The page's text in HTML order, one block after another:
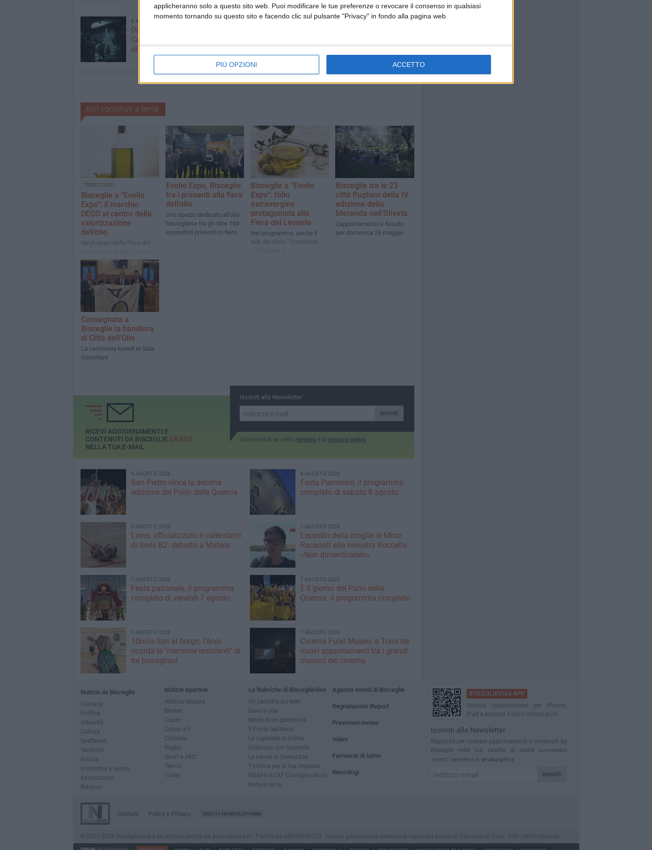
applicheranno solo a questo sito web. Puoi modificare le tue preferenze o revocare il consenso in qualsiasi
momento tornando su questo sito e facendo clic sul pulsante "Privacy" in fondo alla pagina web.
PIÙ OPZIONI ACCETTO
8 AGOSTO 2026
Due latitanti del clan mafioso
Capriati arrestati in un casolare
di Bisceglie
8 AGOSTO 2026
Massimiliano Galasso
Altri contenuti a tema
TERRITORIO
Bisceglie a “Evolio
Expo”: il marchio
DECO al centro della
valorizzazione
dell’olio
Negli spazi della Fiera del
di Bisceglie su identità
territoriale, filiere locali e
nuove prospettive di
sviluppo
Evolio Expo, Bisceglie
tra i presenti alla fiera
dell'olio
Uno spazio dedicato all'olio
biscegliese tra gli oltre 160
espositori presenti in fiera
Bisceglie a “Evolio
Expo”: l’olio
extravergine
protagonista alla
Fiera del Levante
Nel programma, anche il
talk dal titolo “Tradizione,
Bisceglie tra le 23
città Pugliesi della IV
edizione della
Merenda nell’Oliveta
L'appuntamento è fissato
per domenica 26 maggio
Consegnata a
Bisceglie la bandiera
di Città dell'Olio
La cerimonia lunedì in Sala
Consiliare
Iscriviti alla Newsletter
Iscriviti
Iscrivendoti accetti i termini e la privacy policy
RICEVI AGGIORNAMENTI E
CONTENUTI DA BISCEGLIE GRATIS
NELLA TUA E-MAIL
8 AGOSTO 2026
San Pietro vince la decima
edizione del Palio della Quercia
8 AGOSTO 2026
Festa Patronale, il programma
completo di sabato 8 agosto
8 AGOSTO 2026
Lions, ufficializzato il calendario
di Serie B2: debutto a Matera
7 AGOSTO 2026
L'appello della moglie di Mino
Racanati alla ministra Roccella:
«Non dimenticatelo»
7 AGOSTO 2026
Festa patronale, il programma
completo di venerdì 7 agosto
7 AGOSTO 2026
È il giorno del Palio della
Quercia: il programma completo
7 AGOSTO 2026
10mila libri al borgo, l'Anpi
ricorda le "memorie resistenti" di
tre biscegliesi
7 AGOSTO 2026
Cinema Fuori Museo, a Trani tre
nuovi appuntamenti tra i grandi
classici del cinema
Notizie da Bisceglie
Cronaca
Politica
Attualità
Cultura
Spettacoli
Territorio
Scuola
Economia e lavoro
Associazioni
Religioni
Notizie sportive
Atletica leggera
Basket
Calcio
Calcio a 5
Ciclismo
Rugby
Sport a 360°
Tennis
Volley
Le Rubriche di BisceglieViva
Un pediatra sul web
Dare la vita
Morte di un gettonista
Il Ponte dell'Almà
Le ragnatele di Ersilia
Colloquio con l'assente
Le parole di Sherazade
T-innova per la tua impresa
ENAPA e CAF Confagricoltura
Natura varia
Agenda eventi di Bisceglie
Segnalazioni iReport
Previsioni meteo
Video
Farmacie di turno
Necrologi
BISCEGLIEVIVA APP
Scarica l'applicazione per iPhone,
iPad e Android e ricevi notizie push
Iscriviti alla Newsletter
Registrati per ricevere aggiornamenti e contenuti da
Bisceglie nella tua casella di posta
Iscrivendoti
accetti i termini e la privacy policy
Iscriviti
Contatti Policy e Privacy GOCITY NEWS PLATFORM
© 2001-2026 BisceglieViva è un portale gestito da InnovaNews srl. Partita iva 08059640725. Testata giornalistica telematica registrata presso il Tribunale di Trani. Tutti i diritti riservati.